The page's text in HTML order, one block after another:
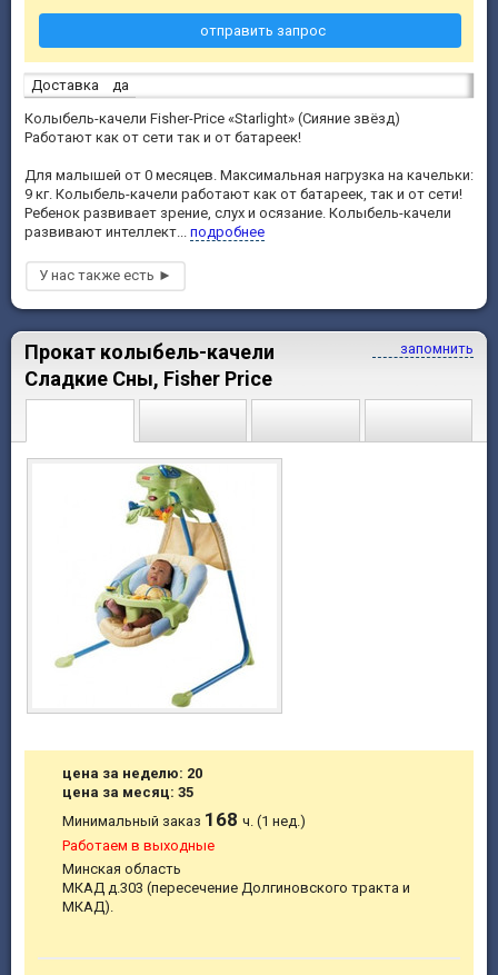
Доставка
да
Колыбель-качели Fisher-Price «Starlight» (Сияние звёзд)
Работают как от сети так и от батареек!
Для малышей от 0 месяцев. Максимальная нагрузка на качельки:
9 кг. Колыбель-качели работают как от батареек, так и от сети!
Ребенок развивает зрение, слух и осязание. Колыбель-качели
развивают интеллект... подробнее
отправить запрос
запомнить
Прокат колыбель-качели
Сладкие Сны, Fisher Price
цена за неделю: 20
цена за месяц: 35
Минимальный заказ 168ч. (1 нед.)
Работаем в выходные
Минская область
МКАД д.303 (пересечение Долгиновского тракта и
МКАД).